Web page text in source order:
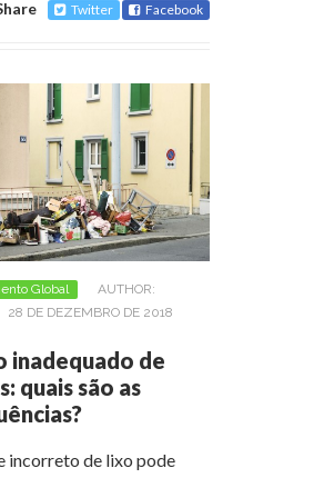
Twitter Facebook
Global
AUTHOR:
28 DE DEZEMBRO DE 2018
inadequado de
quais são as
incorreto de lixo pode